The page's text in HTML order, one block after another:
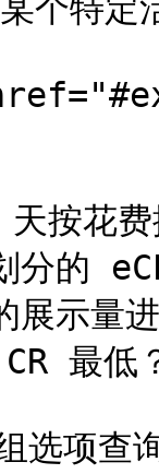
个特定
按花费
分的
示量
最低
选项查